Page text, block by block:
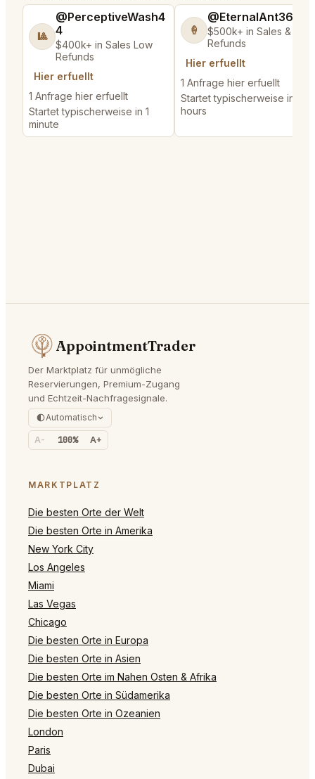
🎱
@PerceptiveWash4
4
$400k+ in Sales Low
Refunds
Hier erfuellt
1 Anfrage hier erfuellt
Startet typischerweise in 1
minute
🍦
@EternalAnt36
$500k+ in Sales & Low
Refunds
Hier erfuellt
1 Anfrage hier erfuellt
Startet typischerweise in 14
hours
AppointmentTrader
Der Marktplatz für unmögliche
Reservierungen, Premium-Zugang
und Echtzeit-Nachfragesignale.
Automatisch
A- 100% A+
MARKTPLATZ
Die besten Orte der Welt
Die besten Orte in Amerika
New York City
Los Angeles
Miami
Las Vegas
Chicago
Die besten Orte in Europa
Die besten Orte in Asien
Die besten Orte im Nahen Osten & Afrika
Die besten Orte in Südamerika
Die besten Orte in Ozeanien
London
Paris
Dubai